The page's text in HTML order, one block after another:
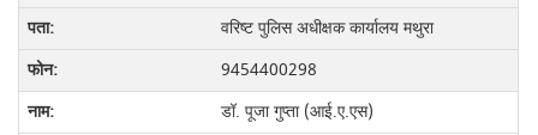
वरिष्ट पुलिस अधीक्षक कार्यालय मथुरा
9454400298
डॉ. पूजा गुप्ता (आई.ए.एस)